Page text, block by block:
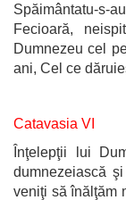
Spăimântatu-s-
Fecioară,
Dumnezeu cel
ani, Cel ce
Catavasia VI
Înţelepţii lui
dumnezeiască
veniţi să înălţăm